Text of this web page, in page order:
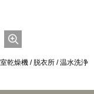
乾燥機 / 脱衣所 / 温水洗浄